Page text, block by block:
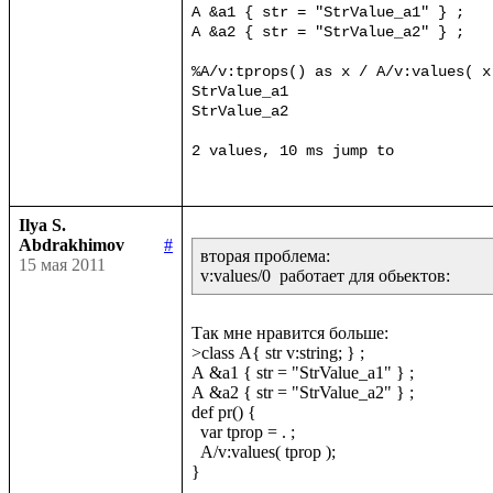
A &a1 { str = "StrValue_a1" } ;
A &a2 { str = "StrValue_a2" } ;
%A/v:tprops() as x / A/v:values(
StrValue_a1
StrValue_a2
Ilya S.
Abdrakhimov
#
15 мая 2011
вторая проблема:
v:values/0  работает для обьектов:
Так мне нравится больше:
>class A{ str v:string; } ;
A &a1 { str = "StrValue_a1" } ;
A &a2 { str = "StrValue_a2" } ;
def pr() {
var tprop = . ;
A/v:values( tprop );
}